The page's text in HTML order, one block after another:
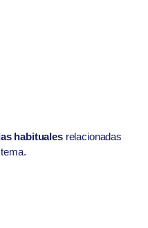
habituales relacionadas